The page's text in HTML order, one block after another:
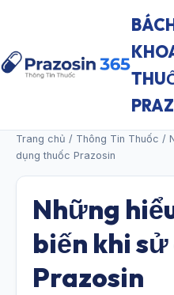
Trang chủ / Thông Tin Thuốc /
dụng thuốc Prazosin
Những
biến khi
Prazosin